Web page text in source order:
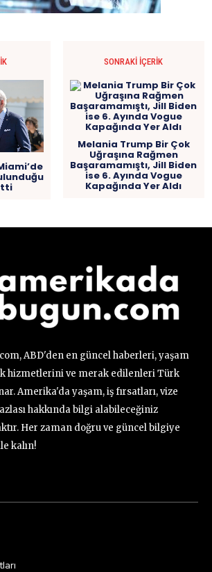
SONRAKI İÇERIK
Melania Trump Bir Çok
Uğraşına Rağmen
Başaramamıştı, Jill Biden
ise 6. Ayında Vogue
Kapağında Yer Aldı
ABD'den en güncel haberleri, yaşam
hizmetlerini ve merak edilenleri Türk
Amerika'da yaşam, iş fırsatları, vize
hakkında bilgi alabileceğiniz
Her zaman doğru ve güncel bilgiye
kalın!